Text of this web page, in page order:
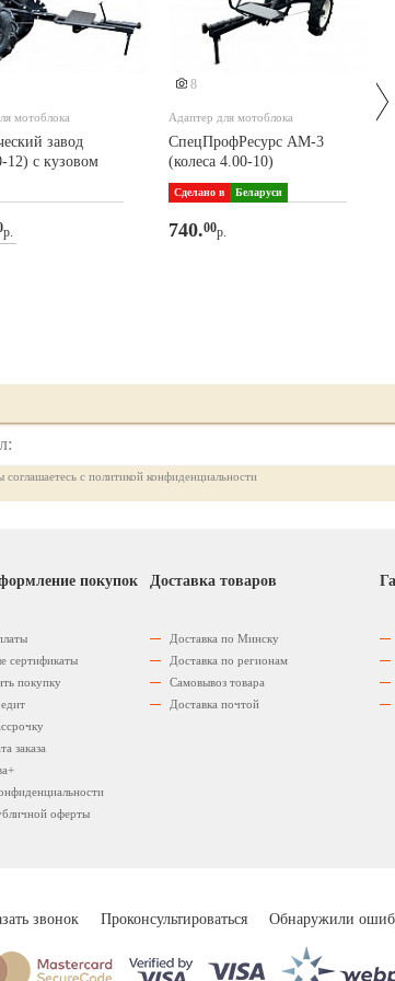
мотоблока
завод
с кузовом
р.
8
Адаптер для мотоблока
СпецПрофРесурс АМ-3
(колеса 4.00-10)
Сделано в Беларуси
740.00р.
с политикой конфиденциальности
покупок
сертификаты
покупку
заказа
оферты
Доставка товаров
Доставка по Минску
Доставка по регионам
Самовывоз товара
Доставка почтой
звонок Проконсультироваться Обнаружили